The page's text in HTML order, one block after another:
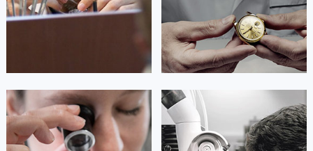
 广州君皇维修  深圳君皇维修
安尼塔·阿普里尔
资深君皇技师
是君皇售后服务中心
(君皇保养维修中心)
贝亚特·布兰奇
资深君皇技师
是君皇售后服务中心
(君皇保养维修中心)